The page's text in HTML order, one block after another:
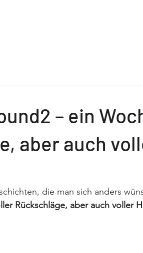
– ein
aber auch
die man sich anders
Rückschläge, aber auch voller